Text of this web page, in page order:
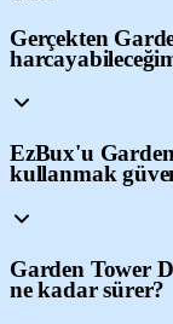
Gerçekten
EzBux'u Garden
kullanmak
Garden Tower
ne kadar sürer?